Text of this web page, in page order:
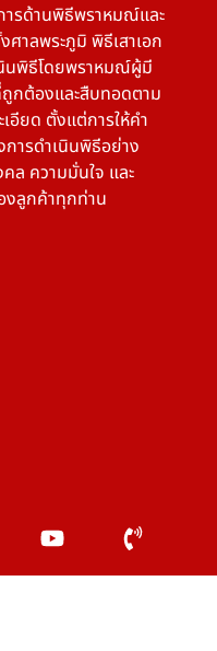
ารด้านพิธีพราหมณ์และ
าลพระภูมิ พิธีเสาเอก
นพิธีโดยพราหมณ์ผู้มี
กต้องและสืบทอดตาม
อียด ตั้งแต่การให้คำ
ารดำเนินพิธีอย่าง
ล ความมั่นใจ และ
งลูกค้าทุกท่าน